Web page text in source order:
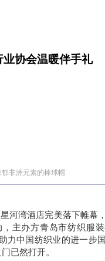
协会温暖伴手礼
非洲元素的棒球帽
河湾酒店完美落下帷幕
主办方青岛市纺织服
力中国纺织业的进一步
已然打开。